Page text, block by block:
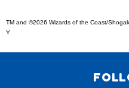
TM and ©2026 Wizards of the Coast/
Y